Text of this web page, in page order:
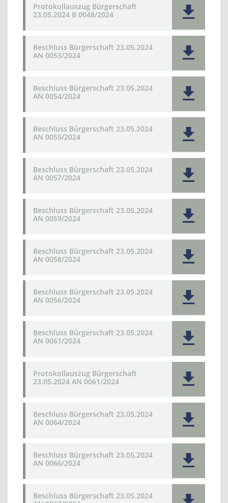
Protokollauszug Bürgerschaft
23.05.2024 B 0048/2024
Beschluss Bürgerschaft 23.05.2024
AN 0053/2024
Beschluss Bürgerschaft 23.05.2024
AN 0054/2024
Beschluss Bürgerschaft 23.05.2024
AN 0055/2024
Beschluss Bürgerschaft 23.05.2024
AN 0057/2024
Beschluss Bürgerschaft 23.05.2024
AN 0059/2024
Beschluss Bürgerschaft 23.05.2024
AN 0058/2024
Beschluss Bürgerschaft 23.05.2024
AN 0056/2024
Beschluss Bürgerschaft 23.05.2024
AN 0061/2024
Protokollauszug Bürgerschaft
23.05.2024 AN 0061/2024
Beschluss Bürgerschaft 23.05.2024
AN 0064/2024
Beschluss Bürgerschaft 23.05.2024
AN 0066/2024
Beschluss Bürgerschaft 23.05.2024